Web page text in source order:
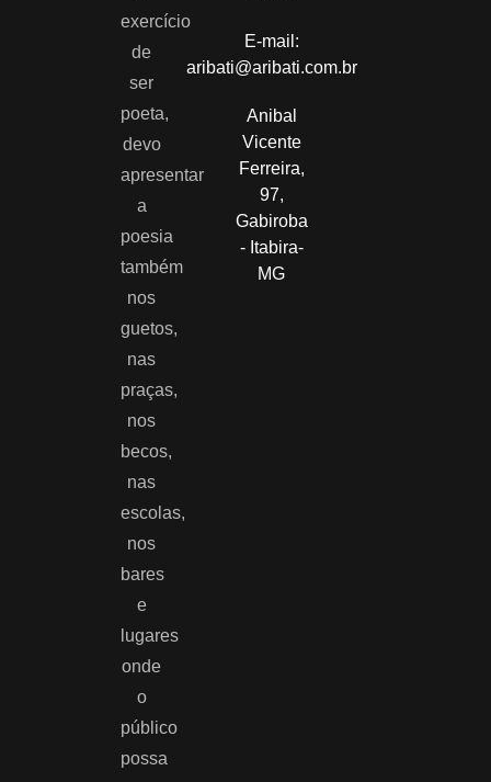
exercício
de
ser
poeta,
devo
apresentar
a
poesia
também
nos
guetos,
nas
praças,
nos
becos,
nas
escolas,
nos
bares
e
lugares
onde
o
público
possa
E-mail:
aribati@aribati.com.br
Anibal
Vicente
Ferreira,
97,
Gabiroba
- Itabira-
MG